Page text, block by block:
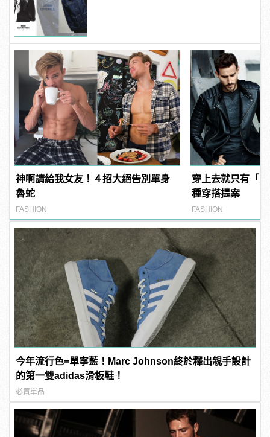
神啊請給我女友！４招大絕告別單身
魯蛇
FASHION
穿上去就只有「
種穿搭提案
FASHION
今年流行色=單寧藍！Marc Johnson終於釋出親手設計
的第一雙adidas滑板鞋！
必買單品